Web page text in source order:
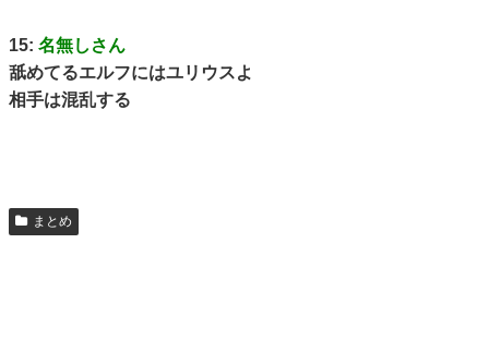
15: 名無しさん
舐めてるエルフにはユリウスよ
相手は混乱する
まとめ